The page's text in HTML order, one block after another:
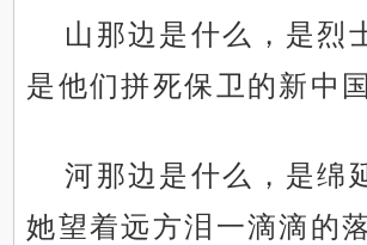
山那边是什么，是烈
是他们拼死保卫的新中国
河那边是什么，是绵
她望着远方泪一滴滴的